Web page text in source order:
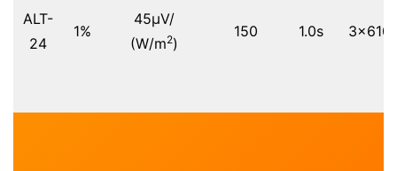
ALT-
24
1%
45μV/
(W/m2)
150 1.0s